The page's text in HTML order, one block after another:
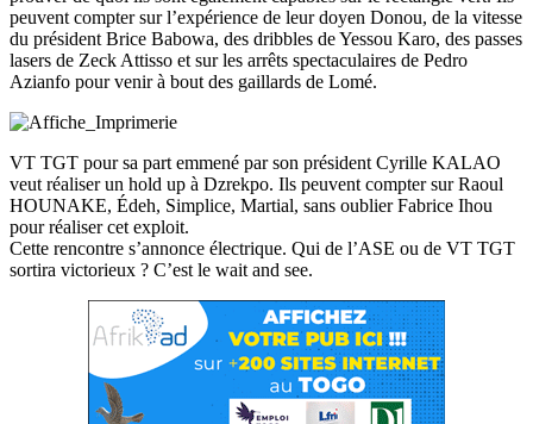
peuvent compter sur l’expérience de leur doyen Donou, de la vitesse
du président Brice Babowa, des dribbles de Yessou Karo, des passes
lasers de Zeck Attisso et sur les arrêts spectaculaires de Pedro
Azianfo pour venir à bout des gaillards de Lomé.
VT TGT pour sa part emmené par son président Cyrille KALAO
veut réaliser un hold up à Dzrekpo. Ils peuvent compter sur Raoul
HOUNAKE, Édeh, Simplice, Martial, sans oublier Fabrice Ihou
pour réaliser cet exploit.
Cette rencontre s’annonce électrique. Qui de l’ASE ou de VT TGT
sortira victorieux ? C’est le wait and see.